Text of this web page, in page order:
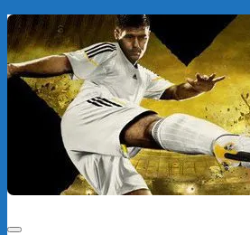
Перейти
к
содержимому